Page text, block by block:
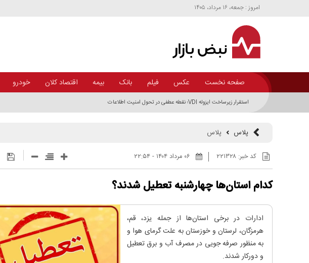
امروز : جمعه، ۱۶ مرداد، ۱۴۰۵
صفحه نخست عکس فیلم بانک بیمه اقتصاد کلان خودرو
پلاس پلاس
کد خبر:۲۲۱۳۲۸ ۰۶ مرداد ۱۴۰۴ - ۲۲:۵۴
کدام استان‌ها چهارشنبه تعطیل شدند؟
ادارات در برخی استان‌ها از جمله یزد، قم،
هرمزگان، لرستان و خوزستان به علت گرمای هوا و
به منظور صرفه جویی در مصرف آب و برق تعطیل
و دورکار شدند.